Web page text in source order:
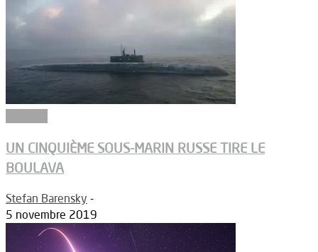
UN CINQUIÈME SOUS-MARIN RUSSE TIRE LE
BOULAVA
Stefan Barensky -
5 novembre 2019